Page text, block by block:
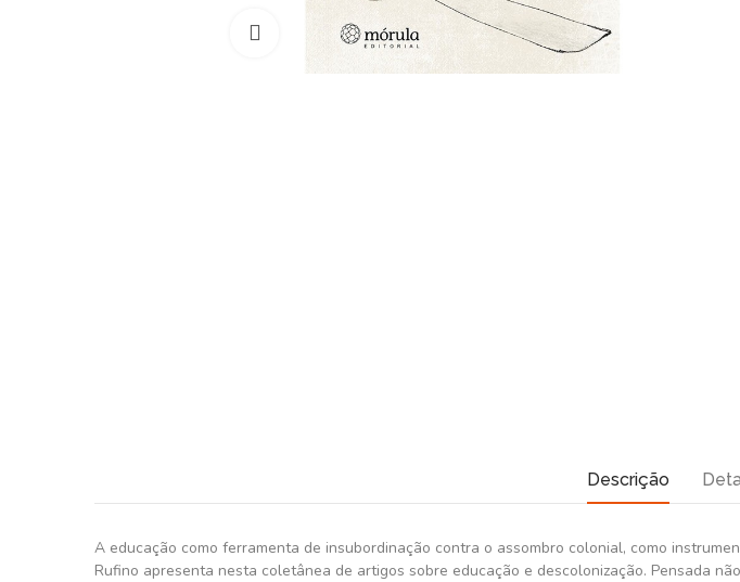
Clique para ampliar
Descrição
A educação como ferramenta de insubordinação contra o assombro colonial, como
Rufino apresenta nesta coletânea de artigos sobre educação e descolonização. Pensada